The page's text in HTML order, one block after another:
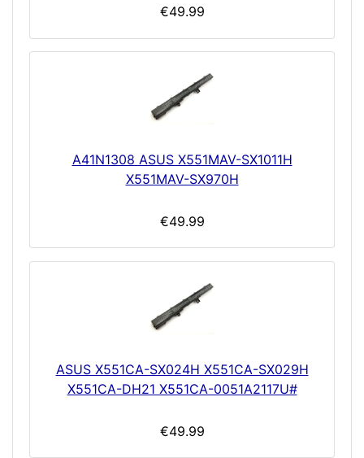
€49.99
A41N1308 ASUS X551MAV-SX1011H
X551MAV-SX970H
€49.99
ASUS X551CA-SX024H X551CA-SX029H
X551CA-DH21 X551CA-0051A2117U#
€49.99